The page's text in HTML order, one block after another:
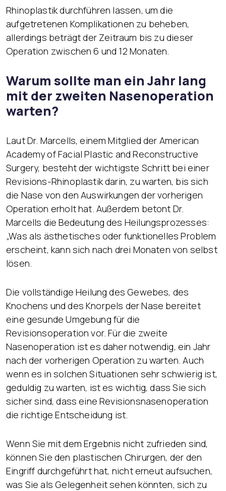
Rhinoplastik durchführen lassen, um die
aufgetretenen Komplikationen zu beheben,
allerdings beträgt der Zeitraum bis zu dieser
Operation zwischen 6 und 12 Monaten.
Warum sollte man ein Jahr lang
mit der zweiten Nasenoperation
warten?
Laut Dr. Marcells, einem Mitglied der American
Academy of Facial Plastic and Reconstructive
Surgery, besteht der wichtigste Schritt bei einer
Revisions-Rhinoplastik darin, zu warten, bis sich
die Nase von den Auswirkungen der vorherigen
Operation erholt hat. Außerdem betont Dr.
Marcells die Bedeutung des Heilungsprozesses:
„Was als ästhetisches oder funktionelles Problem
erscheint, kann sich nach drei Monaten von selbst
lösen.
Die vollständige Heilung des Gewebes, des
Knochens und des Knorpels der Nase bereitet
eine gesunde Umgebung für die
Revisionsoperation vor. Für die zweite
Nasenoperation ist es daher notwendig, ein Jahr
nach der vorherigen Operation zu warten. Auch
wenn es in solchen Situationen sehr schwierig ist,
geduldig zu warten, ist es wichtig, dass Sie sich
sicher sind, dass eine Revisionsnasenoperation
die richtige Entscheidung ist.
Wenn Sie mit dem Ergebnis nicht zufrieden sind,
können Sie den plastischen Chirurgen, der den
Eingriff durchgeführt hat, nicht erneut aufsuchen,
was Sie als Gelegenheit sehen könnten, sich zu